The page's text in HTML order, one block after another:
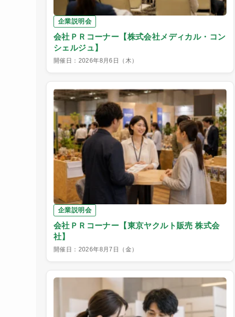
企業説明会
会社ＰＲコーナー【株式会社メディカル・コン
シェルジュ】
開催日：2026年8月6日（木）
企業説明会
会社ＰＲコーナー【東京ヤクルト販売 株式会
社】
開催日：2026年8月7日（金）